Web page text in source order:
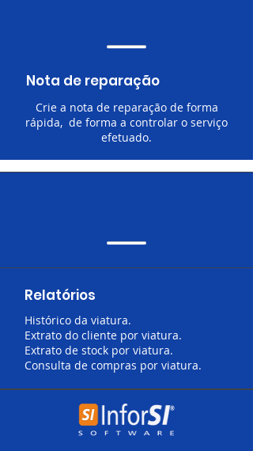
Nota de reparação
Crie a nota de reparação de forma
rápida, de forma a controlar o serviço
efetuado.
Relatórios
Histórico da viatura.
Extrato do cliente por viatura.
Extrato de stock por viatura.
Consulta de compras por viatura.